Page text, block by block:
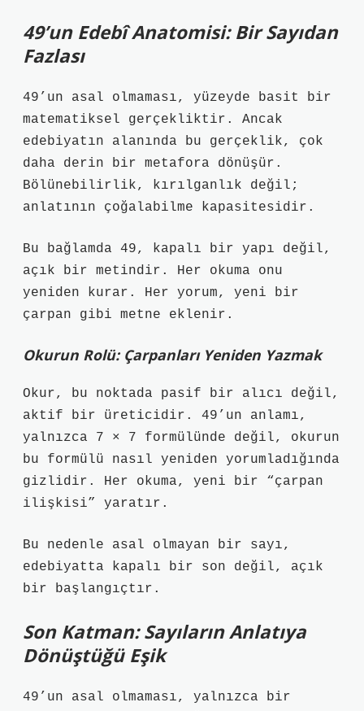
49’un Edebî Anatomisi: Bir Sayıdan
Fazlası
49’un asal olmaması, yüzeyde basit bir
matematiksel gerçekliktir. Ancak
edebiyatın alanında bu gerçeklik, çok
daha derin bir metafora dönüşür.
Bölünebilirlik, kırılganlık değil;
anlatının çoğalabilme kapasitesidir.
Bu bağlamda 49, kapalı bir yapı değil,
açık bir metindir. Her okuma onu
yeniden kurar. Her yorum, yeni bir
çarpan gibi metne eklenir.
Okurun Rolü: Çarpanları Yeniden Yazmak
Okur, bu noktada pasif bir alıcı değil,
aktif bir üreticidir. 49’un anlamı,
yalnızca 7 × 7 formülünde değil, okurun
bu formülü nasıl yeniden yorumladığında
gizlidir. Her okuma, yeni bir “çarpan
ilişkisi” yaratır.
Bu nedenle asal olmayan bir sayı,
edebiyatta kapalı bir son değil, açık
bir başlangıçtır.
Son Katman: Sayıların Anlatıya
Dönüştüğü Eşik
49’un asal olmaması, yalnızca bir